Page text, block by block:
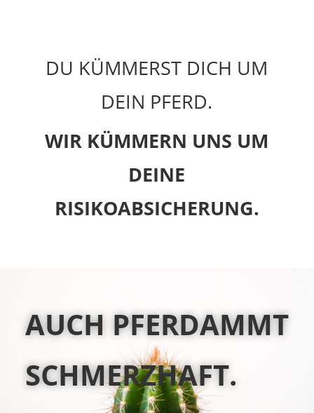
DU KÜMMERST DICH UM
DEIN PFERD.
WIR KÜMMERN UNS UM
DEINE
RISIKOABSICHERUNG.
AUCH PFERDAMMT
SCHMERZHAFT.